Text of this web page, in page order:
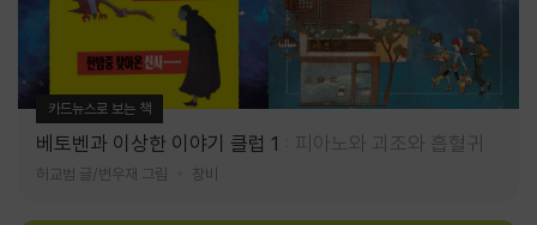
카드뉴스로 보는 책
베토벤과 이상한 이야기 클럽 1 피아노와 괴조와 흡혈귀
허교범 글/변우재 그림 창비